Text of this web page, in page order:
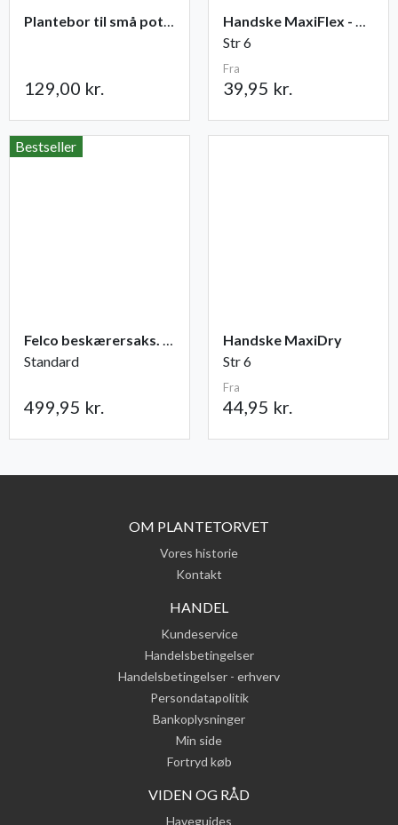
Plantebor til små potter
129,00 kr.
Handske MaxiFlex - Ultimate
Str 6
Fra
39,95 kr.
Bestseller
Felco beskærersaks. nr. 2
Standard
499,95 kr.
Handske MaxiDry
Str 6
Fra
44,95 kr.
OM PLANTETORVET
Vores historie
Kontakt
HANDEL
Kundeservice
Handelsbetingelser
Handelsbetingelser - erhverv
Persondatapolitik
Bankoplysninger
Min side
Fortryd køb
VIDEN OG RÅD
Haveguides